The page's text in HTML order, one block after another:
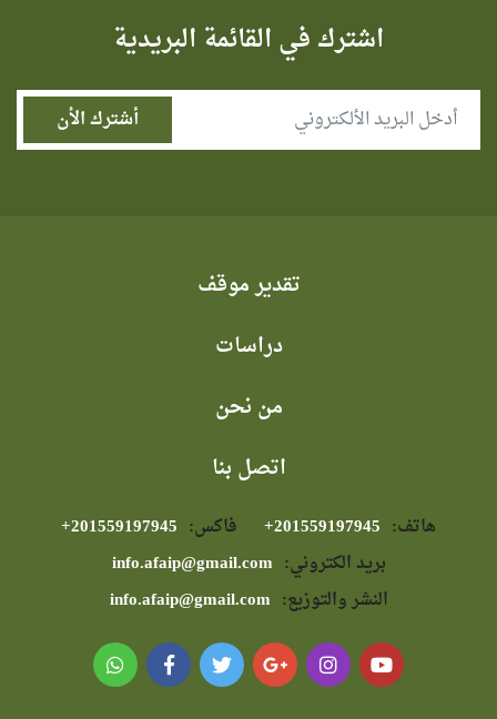
اشترك في القائمة البريدية
تقدير موقف
دراسات
من نحن
اتصل بنا
هاتف: فاكس:
بريد الكتروني: info.afaip@gmail.com
النشر والتوزيع: info.afaip@gmail.com